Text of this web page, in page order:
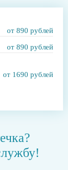
от 890 рублей
от 890 рублей
от 1690 рублей